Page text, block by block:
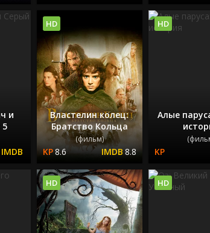
и
5
Властелин колец:
Братство Кольца
(фильм)
8.6 8.8
HD
Алые
HD
HD HD